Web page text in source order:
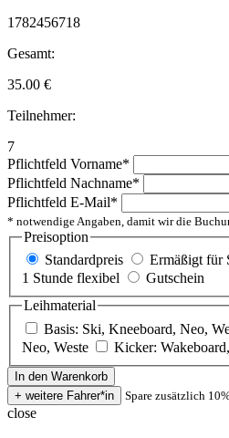
1782456718
Gesamt:
35.00 €
Teilnehmer:
7
Pflichtfeld Vorname*
Pflichtfeld Nachname*
Pflichtfeld E-Mail*
* notwendige Angaben, damit wir die
Preisoption
Standardpreis
Ermäßigt für
1 Stunde flexibel
Gutschein
Leihmaterial
Basis: Ski, Kneeboard, Neo,
Neo, Weste
Kicker:
Spare zusätzlich
close